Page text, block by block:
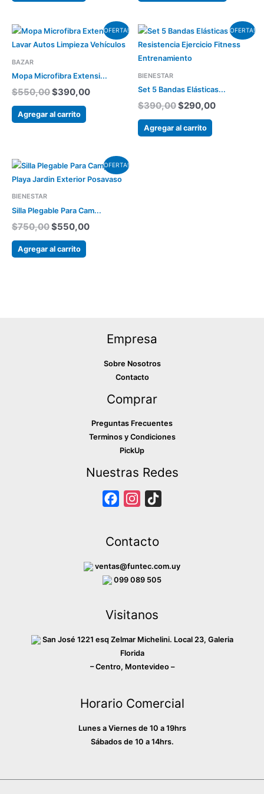
OFERTA!
BAZAR
Mopa Microfibra Extensi...
$550,00
El
precio
original
$550,00.
$390,00
El
precio
$390,00.
Agregar al carrito
OFERTA!
BIENESTAR
Set 5 Bandas Elásticas...
$390,00
El
precio
original
era:
$290,00
El
precio
Agregar al carrito
OFERTA!
BIENESTAR
Silla Plegable Para Cam...
$750,00
El
precio
$750,00.
$550,00
El
precio
$550,00.
Agregar al carrito
Empresa
Sobre Nosotros
Contacto
Comprar
Preguntas Frecuentes
Terminos y Condiciones
PickUp
Nuestras Redes
e
b
o
k
t
a
g
a
o
Contacto
ventas@funtec.com.uy
099 089 505
Visitanos
San José 1221 esq Zelmar Michelini. Local 23, Galeria
Florida
– Centro, Montevideo –
Horario Comercial
Lunes a Viernes de 10 a 19hrs
Sábados de 10 a 14hrs.